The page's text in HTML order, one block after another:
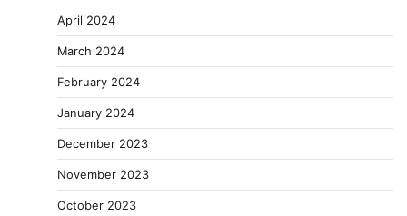
April 2024
March 2024
February 2024
January 2024
December 2023
November 2023
October 2023